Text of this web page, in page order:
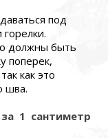
под
должны быть
поперек,
как это
шва.
1 сантиметр